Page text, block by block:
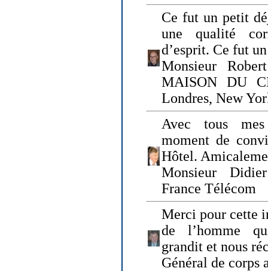
Ce fut un petit
une qualité
d’esprit. Ce fut
Monsieur
MAISON DU
Londres, New
Avec tous
moment de
Hôtel.
Monsieur
France Télécom
Merci pour cette
de l’homme
grandit et nous
Général de corps